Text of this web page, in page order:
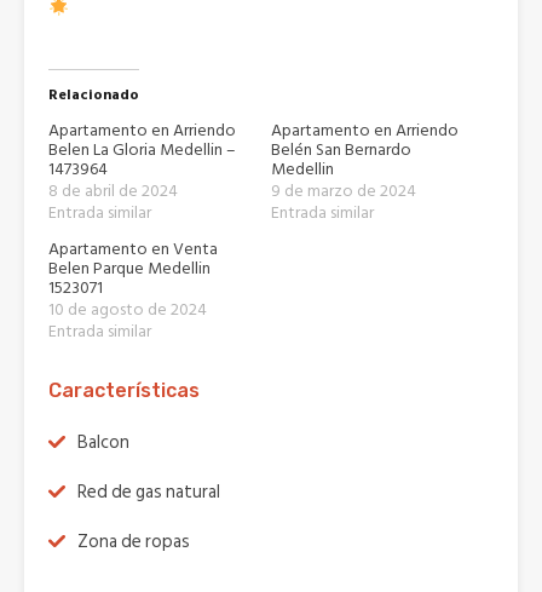
Relacionado
Apartamento en Arriendo
Belen La Gloria Medellin –
1473964
8 de abril de 2024
Entrada similar
Apartamento en Arriendo
Belén San Bernardo
Medellin
9 de marzo de 2024
Entrada similar
Apartamento en Venta
Belen Parque Medellin
1523071
10 de agosto de 2024
Entrada similar
Características
Balcon
Red de gas natural
Zona de ropas